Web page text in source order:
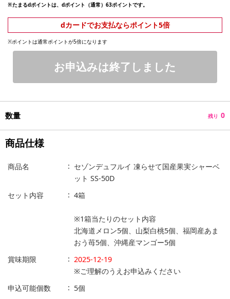
※たまるdポイントは、dポイント（通常）63ポイントです。
dカードでお支払ならポイント5倍
※ポイントは通常ポイントが5倍になります
お申込みは終了しました
数量 残り 0
商品仕様
商品名
セゾンデュフルイ 凍らせて国産果実シャーベ
ット SS-50D
セット内容
4箱
※1箱当たりのセット内容
北海道メロン5個、山梨白桃5個、福岡産あま
おう苺5個、沖縄産マンゴー5個
賞味期限
2025-12-19
※ご理解のうえお申込みください
申込可能個数
5個